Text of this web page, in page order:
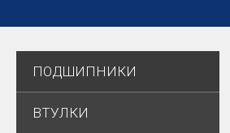
ПОДШИПНИКИ
ВТУЛКИ